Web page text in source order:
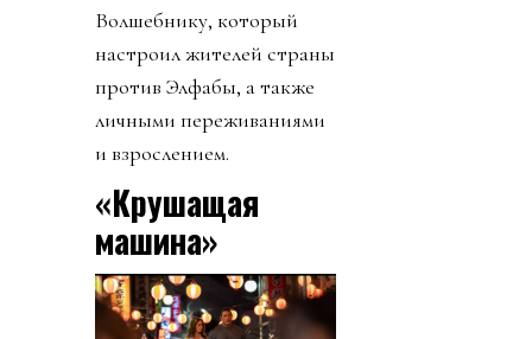
Волшебнику, который
настроил жителей страны
против Элфабы, а также
личными переживаниями
и взрослением.
«Крушащая
машина»